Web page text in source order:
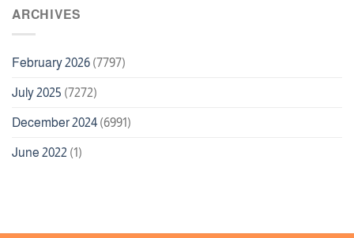
ARCHIVES
February 2026 (7797)
July 2025 (7272)
December 2024 (6991)
June 2022 (1)